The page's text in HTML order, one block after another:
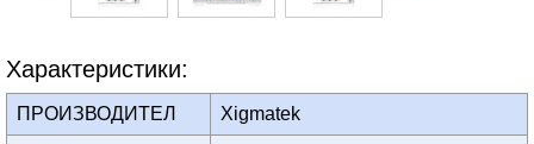
Характеристики:
ПРОИЗВОДИТЕЛ Xigmatek